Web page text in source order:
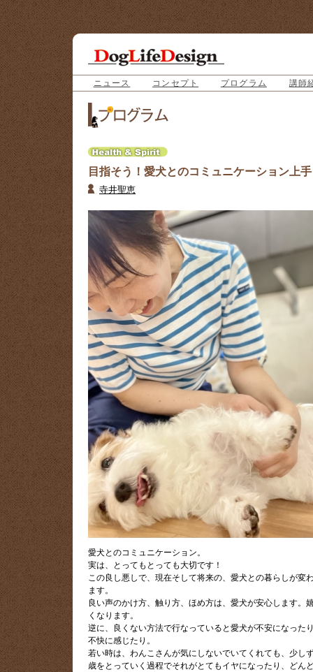
ニュース コンセプト プログラム 講師
目指そう！愛犬とのコミュニケーション上
寺井聖恵
愛犬とのコミュニケーション。
実は、とってもとっても大切です！
この良し悪しで、現在そして将来の、愛犬との暮らしが変
ます。
良い声のかけ方、触り方、ほめ方は、愛犬が安心します。
くなります。
逆に、良くない方法で行なっていると愛犬が不安になった
不快に感じたり。
若い時は、わんこさんが気にしないでいてくれても、少し
歳をとっていく過程でそれがとてもイヤになったり、どん